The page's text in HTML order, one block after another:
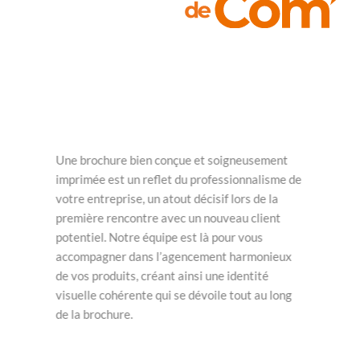
Une brochure bien conçue et soigneusement
imprimée est un reflet du professionnalisme de
votre entreprise, un atout décisif lors de la
première rencontre avec un nouveau client
potentiel. Notre équipe est là pour vous
accompagner dans l’agencement harmonieux
de vos produits, créant ainsi une identité
visuelle cohérente qui se dévoile tout au long
de la brochure.